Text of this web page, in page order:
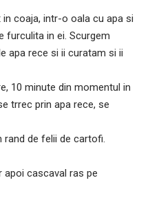
coaja, intr-o oala cu apa si
furculita in ei. Scurgem
apa rece si ii curatam si ii
10 minute din momentul in
trrec prin apa rece, se
rand de felii de cartofi.
apoi cascaval ras pe